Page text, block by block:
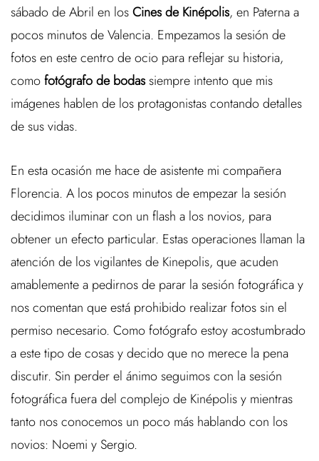
sábado de Abril en losCines de Kinépolis, en Paterna a
pocos minutos de Valencia. Empezamos la sesión de
fotos en este centro de ocio para reflejar su historia,
comofotógrafo de bodassiempre intento que mis
imágenes hablen de los protagonistas contando detalles
de sus vidas.
En esta ocasión me hace de asistente mi compañera
Florencia. A los pocos minutos de empezar la sesión
decidimos iluminar con un flash a los novios, para
obtener un efecto particular. Estas operaciones llaman la
atención de los vigilantes de Kinepolis, que acuden
amablemente a pedirnos de parar la sesión fotográfica y
nos comentan que está prohibido realizar fotos sin el
permiso necesario. Como fotógrafo estoy acostumbrado
a este tipo de cosas y decido que no merece la pena
discutir. Sin perder el ánimo seguimos con la sesión
fotográfica fuera del complejo de Kinépolis y mientras
tanto nos conocemos un poco más hablando con los
novios: Noemi y Sergio.